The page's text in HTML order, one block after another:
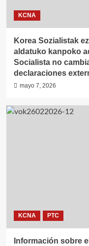
KCNA
Korea Sozialistak
aldatuko kanpoko
Socialista no
declaraciones
mayo 7, 2026
KCNA PTC
Información sobre